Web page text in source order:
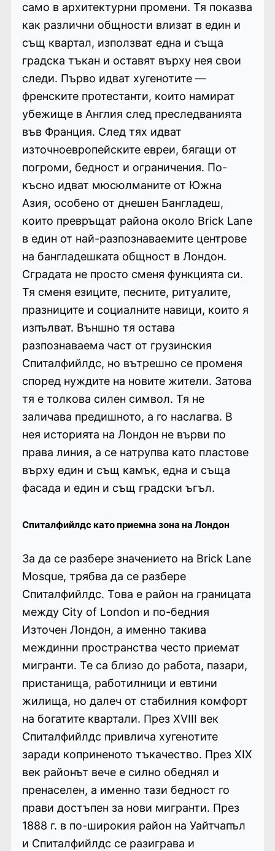
само в архитектурни промени. Тя показва
как различни общности влизат в един и
същ квартал, използват една и съща
градска тъкан и оставят върху нея свои
следи. Първо идват хугенотите —
френските протестанти, които намират
убежище в Англия след преследванията
във Франция. След тях идват
източноевропейските евреи, бягащи от
погроми, бедност и ограничения. По-
късно идват мюсюлманите от Южна
Азия, особено от днешен Бангладеш,
които превръщат района около Brick Lane
в един от най-разпознаваемите центрове
на бангладешката общност в Лондон.
Сградата не просто сменя функцията си.
Тя сменя езиците, песните, ритуалите,
празниците и социалните навици, които я
изпълват. Външно тя остава
разпознаваема част от грузинския
Спиталфийлдс, но вътрешно се променя
според нуждите на новите жители. Затова
тя е толкова силен символ. Тя не
заличава предишното, а го наслагва. В
нея историята на Лондон не върви по
права линия, а се натрупва като пластове
върху един и същ камък, една и съща
фасада и един и същ градски ъгъл.
Спиталфийлдс като приемна зона на Лондон
За да се разбере значението на Brick Lane
Mosque, трябва да се разбере
Спиталфийлдс. Това е район на границата
между City of London и по-бедния
Източен Лондон, а именно такива
междинни пространства често приемат
мигранти. Те са близо до работа, пазари,
пристанища, работилници и евтини
жилища, но далеч от стабилния комфорт
на богатите квартали. През XVIII век
Спиталфийлдс привлича хугенотите
заради коприненото тъкачество. През XIX
век районът вече е силно обеднял и
пренаселен, а именно тази бедност го
прави достъпен за нови мигранти. През
1888 г. в по-широкия район на Уайтчапъл
и Спиталфийлдс се разиграва и